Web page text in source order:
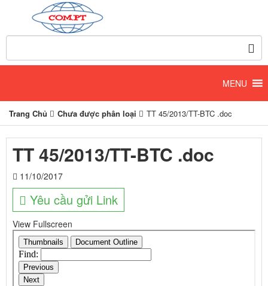
Trang Chủ Chưa được phân loại TT 45/2013/TT-BTC .doc
TT 45/2013/TT-BTC .doc
11/10/2017
Yêu cầu gửi Link
View Fullscreen